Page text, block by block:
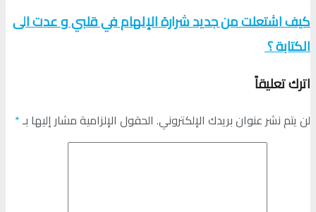
كيف اشتعلت من جديد شرارة الإلهام في قلبي و عدت الى
الكتابة ؟
اترك تعليقاً
لن يتم نشر عنوان بريدك الإلكتروني. الحقول الإلزامية مشار إليها بـ*